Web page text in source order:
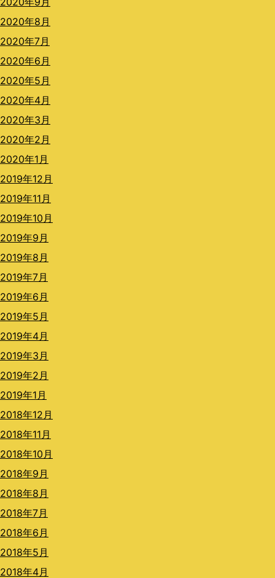
2020年8月
2020年7月
2020年6月
2020年5月
2020年4月
2020年3月
2020年2月
2020年1月
2019年12月
2019年11月
2019年10月
2019年9月
2019年8月
2019年7月
2019年6月
2019年5月
2019年4月
2019年3月
2019年2月
2019年1月
2018年12月
2018年11月
2018年10月
2018年9月
2018年8月
2018年7月
2018年6月
2018年5月
2018年4月